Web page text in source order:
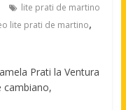
lite prati de martino
lite prati de martino,
Prati la Ventura
cambiano,